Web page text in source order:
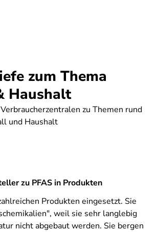
zum Thema
Haushalt
zu Themen rund
und Haushalt
zu PFAS in Produkten
Produkten eingesetzt. Sie
weil sie sehr langlebig
nicht abgebaut werden. Sie bergen